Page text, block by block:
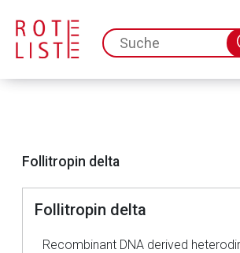
Follitropin delta
Follitropin delta
Recombinant DNA derived
Aufruf einer externen Seite